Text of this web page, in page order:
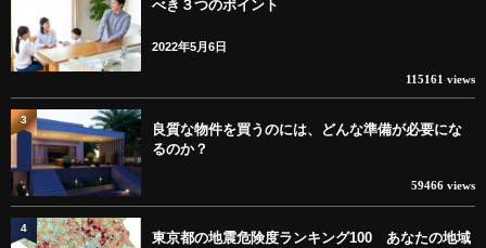
べき３つのポイント
2022年5月6日
115161 views
良質な物件を買うのには、どんな準備が必要にな
るのか？
59466 views
3
東京都の地震危険度ランキング100 あなたの地域
4